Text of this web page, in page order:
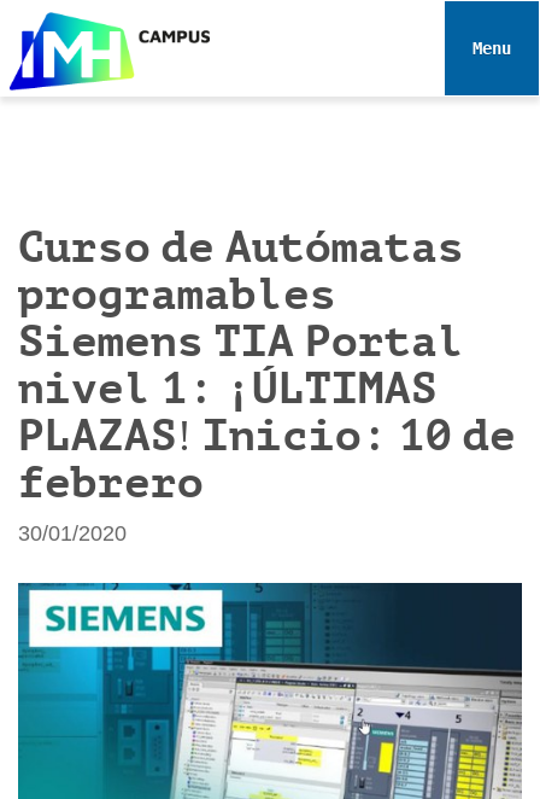
e
Toggle
Curso de Autómatas
programables
Siemens TIA Portal
nivel 1: ¡ÚLTIMAS
PLAZAS! Inicio: 10 de
febrero
30/01/2020